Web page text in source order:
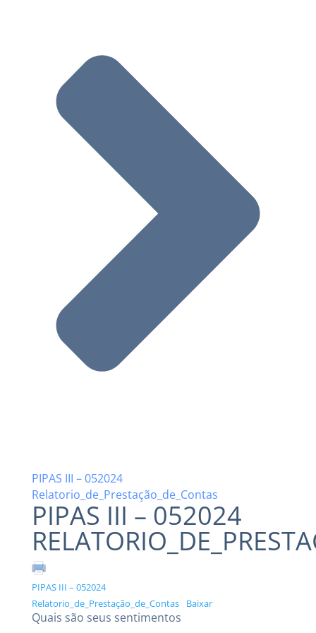
PIPAS III – 052024
Relatorio_de_Prestação_de_Contas
PIPAS III – 052024
PIPAS III – 052024
Relatorio_de_Prestação_de_Contas
Baixar
Quais são seus sentimentos